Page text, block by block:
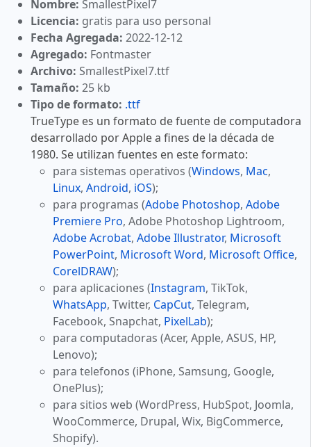
Nombre: SmallestPixel7
Licencia: gratis para uso personal
Fecha Agregada: 2022-12-12
Agregado: Fontmaster
Archivo: SmallestPixel7.ttf
Tamaño: 25 kb
Tipo de formato: .ttf
TrueType es un formato de fuente de computadora
desarrollado por Apple a fines de la década de
1980. Se utilizan fuentes en este formato:
para sistemas operativos (Windows, Mac,
Linux, Android, iOS);
para programas (Adobe Photoshop, Adobe
Premiere Pro, Adobe Photoshop Lightroom,
Adobe Acrobat, Adobe Illustrator, Microsoft
PowerPoint, Microsoft Word, Microsoft Office,
CorelDRAW);
para aplicaciones (Instagram, TikTok,
WhatsApp, Twitter, CapCut, Telegram,
Facebook, Snapchat, PixelLab);
para computadoras (Acer, Apple, ASUS, HP,
Lenovo);
para telefonos (iPhone, Samsung, Google,
OnePlus);
para sitios web (WordPress, HubSpot, Joomla,
WooCommerce, Drupal, Wix, BigCommerce,
Shopify).